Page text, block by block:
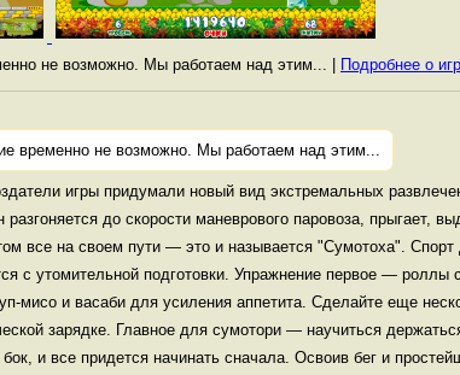
не возможно. Мы работаем над этим... | Подробнее о
временно не возможно. Мы работаем над этим...
игры придумали новый вид экстремальных
до скорости маневрового паровоза, прыгает,
все на своем пути — это и называется "Сумотоха".
с утомительной подготовки. Упражнение первое — роллы
мисо и васаби для усиления аппетита. Сделайте еще
зарядке. Главное для сумотори — научиться
и все придется начинать сначала. Освоив бег и